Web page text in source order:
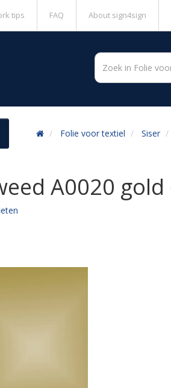
tips FAQ About sign4sign
Folie voor textiel Siser
A0020